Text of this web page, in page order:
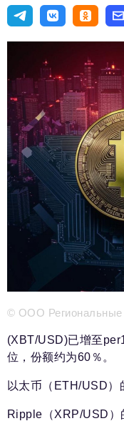
生活方式
进口替代
国防工业
专家
编辑部的电话号码:+7
编辑电子邮件:
新闻部
info@business-
reklama@business-
合作伙伴关系部
partner@business-
© ООО Региональные
(XBT/USD)已增至
位，份额约为60％。
以太币（ETH/USD）
Ripple（XRP/USD）